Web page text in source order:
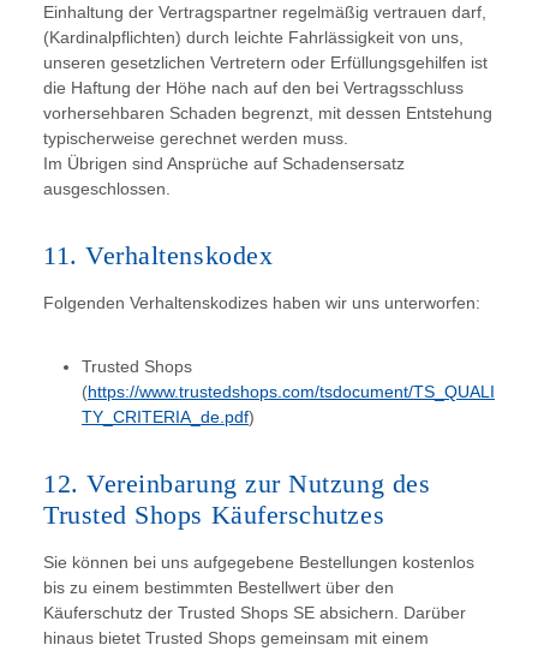
Einhaltung der Vertragspartner regelmäßig vertrauen darf,
(Kardinalpflichten) durch leichte Fahrlässigkeit von uns,
unseren gesetzlichen Vertretern oder Erfüllungsgehilfen ist
die Haftung der Höhe nach auf den bei Vertragsschluss
vorhersehbaren Schaden begrenzt, mit dessen Entstehung
typischerweise gerechnet werden muss.
Im Übrigen sind Ansprüche auf Schadensersatz
ausgeschlossen.
11. Verhaltenskodex
Folgenden Verhaltenskodizes haben wir uns unterworfen:
Trusted Shops
(https://www.trustedshops.com/tsdocument/TS_QUALI
TY_CRITERIA_de.pdf)
12. Vereinbarung zur Nutzung des
Trusted Shops Käuferschutzes
Sie können bei uns aufgegebene Bestellungen kostenlos
bis zu einem bestimmten Bestellwert über den
Käuferschutz der Trusted Shops SE absichern. Darüber
hinaus bietet Trusted Shops gemeinsam mit einem